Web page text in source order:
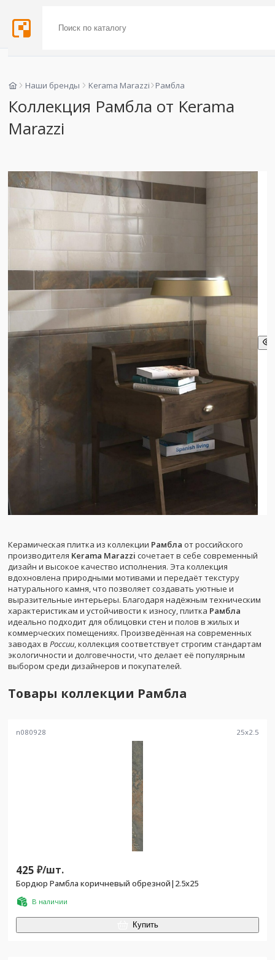
Наши бренды Kerama Marazzi Рамбла
Коллекция Рамбла от Kerama
Marazzi
Керамическая плитка из коллекции Рамбла от российского
производителя Kerama Marazzi сочетает в себе современный
дизайн и высокое качество исполнения. Эта коллекция
вдохновлена природными мотивами и передаёт текстуру
натурального камня, что позволяет создавать уютные и
выразительные интерьеры. Благодаря надёжным техническим
характеристикам и устойчивости к износу, плитка Рамбла
идеально подходит для облицовки стен и полов в жилых и
коммерческих помещениях. Произведённая на современных
заводах в России , коллекция соответствует строгим стандартам
экологичности и долговечности, что делает её популярным
выбором среди дизайнеров и покупателей.
Товары коллекции Рамбла
n080928 25x2.5
425 ₽/шт.
Бордюр Рамбла коричневый обрезной|2.5x25
В наличии
Купить